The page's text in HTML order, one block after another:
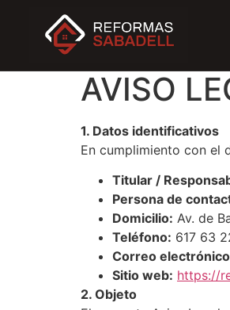
AVISO
1. Datos identificativos
En cumplimiento con el
Titular /
Persona de
Domicilio: Av. de
Teléfono: 617 63
Correo
Sitio web: https://
2. Objeto